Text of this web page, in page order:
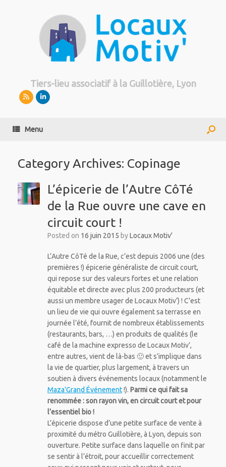
Tiers-lieu associatif à la Guillotière, Lyon
Menu
Category Archives: Copinage
L’épicerie de l’Autre CôTé
de la Rue ouvre une cave en
circuit court !
Posted on 16 juin 2015 byLocaux Motiv'
L’Autre CôTé de la Rue, c’est depuis 2006 une (des
premières !) épicerie généraliste de circuit court,
qui repose sur des valeurs fortes et une relation
équitable et directe avec plus 200 producteurs (et
aussi un membre usager de Locaux Motiv’) ! C’est
un lieu de vie qui ouvre également sa terrasse en
journée l’été, fournit de nombreux établissements
(restaurants, bars, …) en produits de qualités (le
café de la machine expresso de Locaux Motiv’,
entre autres, vient de là-bas 🙂 et s’implique dans
la vie de quartier, plus largement, à travers un
soutien à divers événements locaux (notamment le
Maza’Grand Événement!). Parmi ce qui fait sa
renommée : son rayon vin, en circuit court et pour
l’essentiel bio !
L’épicerie dispose d’une petite surface de vente à
proximité du métro Guillotière, à Lyon, depuis son
ouverture. Petite surface dans laquelle on finit par
se sentir à l’étroit, pour accueillir correctement